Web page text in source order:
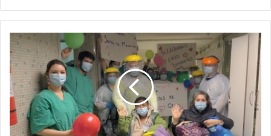
Alta
de
pacientes
Covid-
19
desde
Hospital
Base